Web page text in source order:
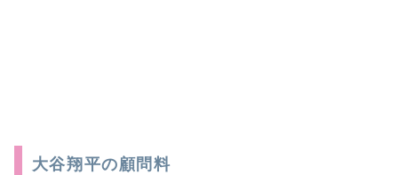
大谷翔平の顧問料